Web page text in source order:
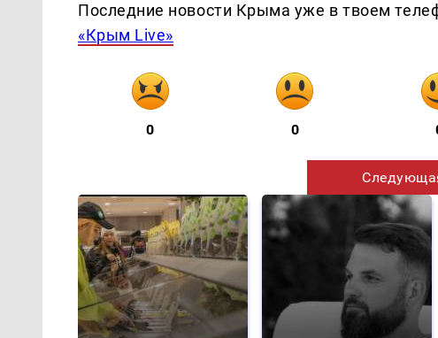
Последние новости Крыма уже в твоем
«Крым Live»
0 0